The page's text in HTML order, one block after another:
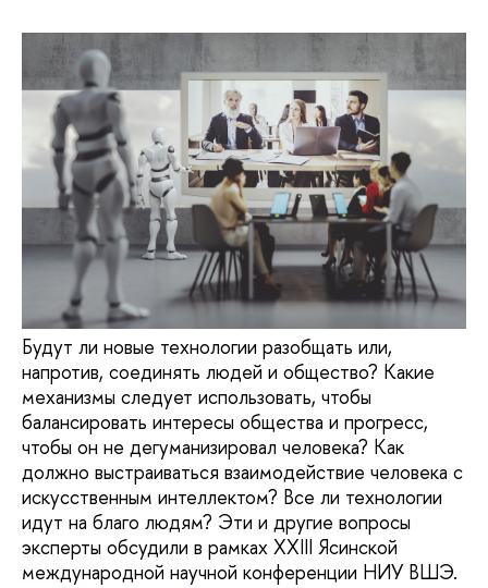
Будут ли новые технологии разобщать или,
напротив, соединять людей и общество? Какие
механизмы следует использовать, чтобы
балансировать интересы общества и прогресс,
чтобы он не дегуманизировал человека? Как
должно выстраиваться взаимодействие человека с
искусственным интеллектом? Все ли технологии
идут на благо людям? Эти и другие вопросы
эксперты обсудили в рамках XXIII Ясинской
международной научной конференции НИУ ВШЭ.